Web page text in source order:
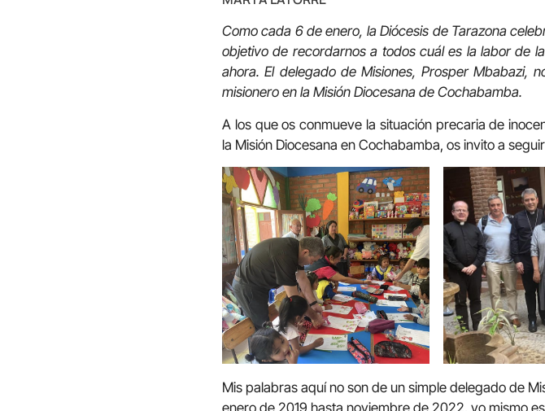
Como cada 6 de enero, la Diócesis de Tarazona
objetivo de recordarnos a todos cuál es la labor de
ahora. El delegado de Misiones, Prosper Mbabazi,
misionero en la Misión Diocesana de Cochabamba.
A los que os conmueve la situación precaria de
la Misión Diocesana en Cochabamba, os invito a
Mis palabras aquí no son de un simple delegado de